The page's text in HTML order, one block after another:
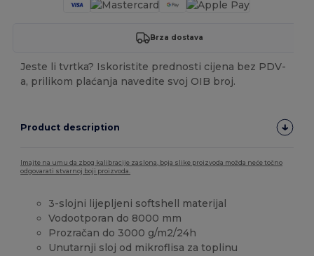
Brza dostava
Jeste li tvrtka? Iskoristite prednosti cijena bez PDV-
a, prilikom plaćanja navedite svoj OIB broj.
Product description
Imajte na umu da zbog kalibracije zaslona, boja slike proizvoda možda neće točno
odgovarati stvarnoj boji proizvoda.
3-slojni lijepljeni softshell materijal
Vodootporan do 8000 mm
Prozračan do 3000 g/m2/24h
Unutarnji sloj od mikroflisa za toplinu